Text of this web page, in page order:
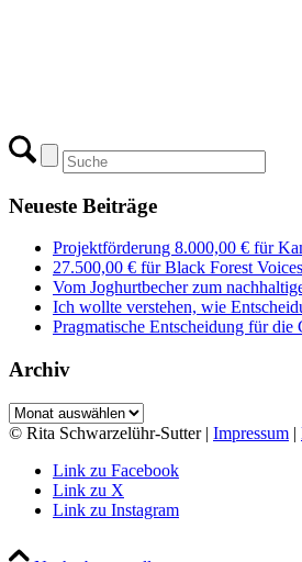
Neueste Beiträge
Projektförderung 8.000,00 € für
27.500,00 € für Black Forest
Vom Joghurtbecher zum
Ich wollte verstehen, wie
Pragmatische Entscheidung für
Archiv
Archiv
© Rita Schwarzelühr-Sutter | Impressum |
Link zu Facebook
Link zu X
Link zu Instagram